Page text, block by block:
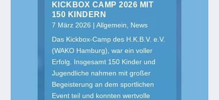
KICKBOX CAMP 2026 MIT
150 KINDERN
7 März 2026 | Allgemein
News
Das Kickbox-Camp des H.K.B.V. e.V.
(WAKO Hamburg), war ein voller
Erfolg. Insgesamt 150 Kinder und
Jugendliche nahmen mit großer
Begeisterung an dem sportlichen
Event teil und konnten wertvolle